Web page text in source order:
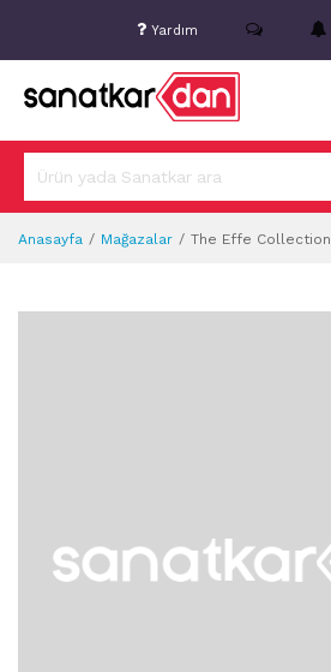
Yardım
Anasayfa Mağazalar The Effe Collection